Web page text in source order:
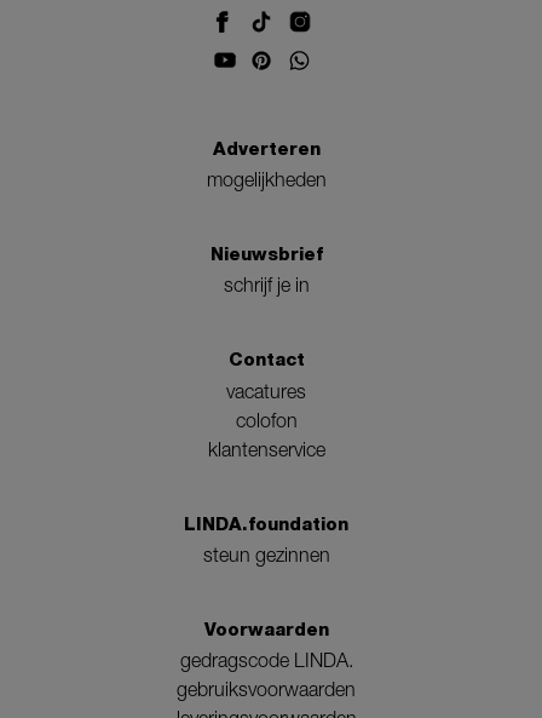
Adverteren
mogelijkheden
Nieuwsbrief
schrijf je in
Contact
vacatures
colofon
klantenservice
LINDA.foundation
steun gezinnen
Voorwaarden
gedragscode LINDA.
gebruiksvoorwaarden